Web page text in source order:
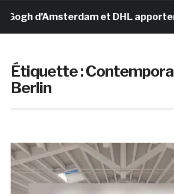
d’Amsterdam et DHL apportent
Étiquette :
Berlin